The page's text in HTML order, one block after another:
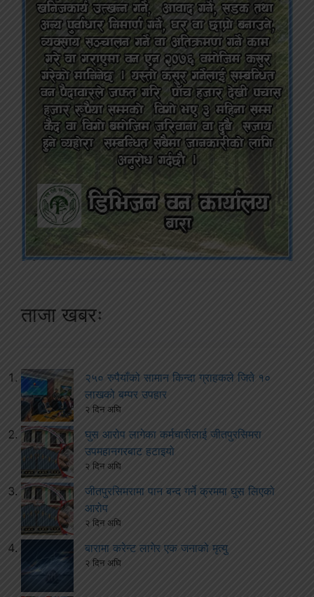
ताजा खबरः
२५० रुपैयाँको सामान किन्दा ग्राहकले जिते १०
लाखको बम्पर उपहार
२ दिन अघि
घुस आरोप लागेका कर्मचारीलाई जीतपुरसिमरा
उपमहानगरबाट हटाइयो
२ दिन अघि
जीतपुरसिमरामा पान बन्द गर्ने क्रममा घुस लिएको
आरोप
२ दिन अघि
बारामा करेन्ट लागेर एक जनाको मृत्यु
२ दिन अघि